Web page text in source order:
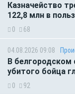
Казначейство
122,8 млн в
0 68
04.08.2026 09:08
В белгородском
убитого бойца
0 92